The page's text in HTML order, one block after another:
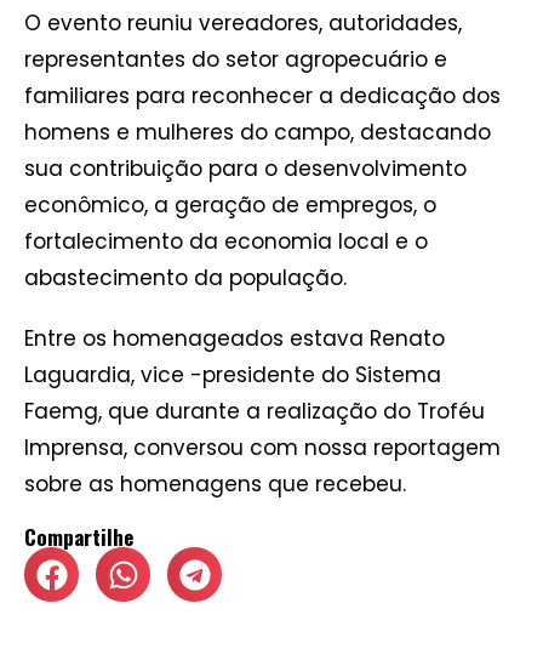
O evento reuniu vereadores, autoridades,
representantes do setor agropecuário e
familiares para reconhecer a dedicação dos
homens e mulheres do campo, destacando
sua contribuição para o desenvolvimento
econômico, a geração de empregos, o
fortalecimento da economia local e o
abastecimento da população.
Entre os homenageados estava Renato
Laguardia, vice -presidente do Sistema
Faemg, que durante a realização do Troféu
Imprensa, conversou com nossa reportagem
sobre as homenagens que recebeu.
Compartilhe